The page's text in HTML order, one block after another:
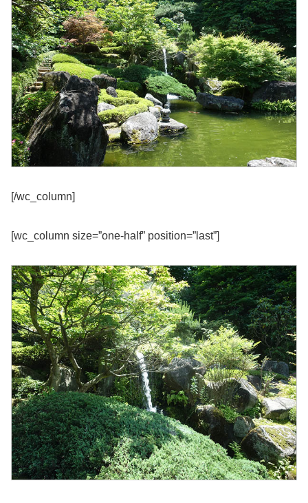
[/wc_column]
[wc_column size=”one-half” position=”last”]